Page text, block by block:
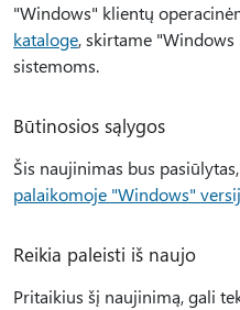
"Windows" klientų
kataloge, skirtame
sistemoms.
Būtinosios sąlygos
Šis naujinimas bus
palaikomoje "Windows"
Reikia paleisti iš naujo
Pritaikius šį naujinimą, gali